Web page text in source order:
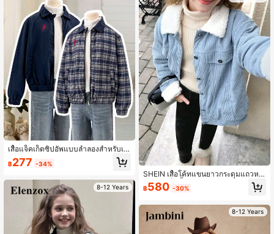
เสื้อแจ็คเก็ตซิปอัพแบบลำลองสำหรับเด็
กผู้หญิง Tween คอปกปักลายแบบใส่ได้
สองด้าน
฿277 -34%
8-12 Years
SHEIN เสื้อโค้ทแขนยาวกระดุมแถวหน้
าซับในเท็ดดี้ ทรงไหล่ตก สีฟ้าอ่อน สำห
รับเด็กผู้หญิงวัยรุ่น สำหรับฤดูใบไม้ร่วง/
฿580 -30%
8-12 Years